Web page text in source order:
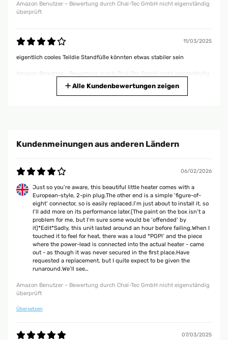
Amazon Benutzer – Bewertung durch Chal-Tec GmbH nicht eigenständig
überprüft
11/03/2025
eigentlich cooles Teildie Standfüße könnten etwas stabiler sein
Amazon Benutzer – Bewertung durch Chal-Tec GmbH nicht eigenständig
Steckdose, 1 Leitung zur direkten Verbindung, Halterungen um die
verarbeitet. Selbst der Karton sind wertig aus.Einen Raum bei uns heizen
wir mit einer Infrarotheizung an der Decke. Da die Strahlung es nicht bis
unters Bett schafft, hat sich dort an deiner Aussenwand auf der
gesamten Länge leichter Schimmel gebildet. Nach dessen Entfernung
habe ich dort jetzt die kleinen Heizkörper aufgestellt. Zur Steuerung habe
ich diese an ein Steckdosenthermostat angeschlossen.Soweit
funktioniert alles wie gewünscht. Heizköper tun was sie sollen und
halten unterm Bett die Temperatur von 21 Grad konstant.
Amazon Benutzer – Bewertung durch Chal-Tec GmbH nicht eigenständig
überprüft
Alles super. Ich habe 8 Stück gekauft. Diese Ware alle voll funktioniert
Alle Kundenbewertungen zeigen
Kundenmeinungen aus anderen Ländern
06/02/2026
Just so you’re aware, this beautiful little heater comes with a
European-style, 2-pin plug.The other end is a simple ‘figure-of-
eight’ connector, so is easily replaced.I’m just about to install it, so
I’ll add more on its performance later.(The paint on the box isn’t a
problem for me, but I’m sure some would be ‘offended’ by
it)*Edit*Sadly, this unit lasted around an hour before failing.When I
touched it to feel for heat, there was a loud *POP!’ and the piece
where the power-lead is connected into the actual heater - came
out - as though it was never secured in the first place.Have
requested a replacement, but I quite expect to be given the
runaround.We’ll see…
Amazon Benutzer – Bewertung durch Chal-Tec GmbH nicht eigenständig
überprüft
Übersetzen
07/03/2025